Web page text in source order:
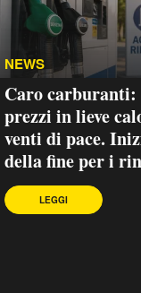
NEWS
Caro carburanti:
prezzi in lieve
venti di pace.
della fine per i
LEGGI